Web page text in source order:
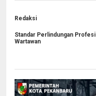
Redaksi
Standar Perlindungan Profesi
Wartawan